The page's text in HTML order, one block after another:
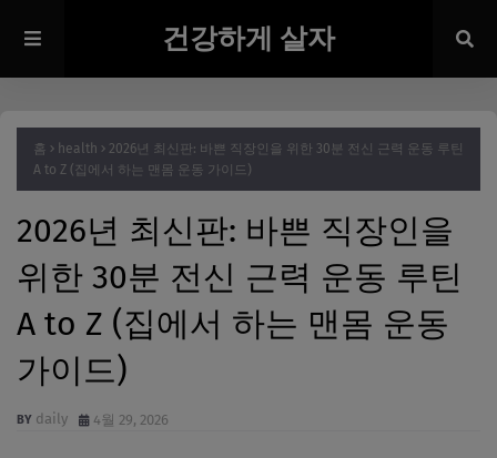
건강하게 살자
홈 health
2026년 최신판: 바쁜 직장인을 위한 30분 전신 근력 운동 루틴
A to Z (집에서 하는 맨몸 운동 가이드)
2026년 최신판: 바쁜 직장인을
위한 30분 전신 근력 운동 루틴
A to Z (집에서 하는 맨몸 운동
가이드)
daily 4월 29, 2026